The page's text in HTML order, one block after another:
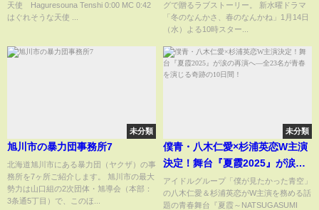
天使 Haguresouna Tenshi 0:00 MC 0:42
はぐれそうな天使 ...
日(水)よる10時スタート【日テレ
系 新水曜ドラマ】
グで贈るラブストーリー。 新水曜ドラマ
「冬のなんかさ、春のなんかね」1月14日
（水）よる10時スター...
未分類
旭川市の暴力団事務所7
北海道旭川市にある暴力団（ヤクザ）の事
務所を7ヶ所ご紹介します。 旭川市の最大
勢力は山口組の2次団体・旭導会（本部：
3条通5丁目）で、このほ...
未分類
僕青・八木仁愛×杉浦英恋W主演
決定！舞台『夏霞2025』が涙の
再演へ―全23名が青春を演じる
奇跡の10日間！
アイドルグループ「僕が見たかった青空」
の八木仁愛＆杉浦英恋がW主演を務める話
題の青春舞台『夏霞～NATSUGASUMI